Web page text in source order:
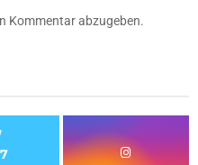
Kommentar abzugeben.